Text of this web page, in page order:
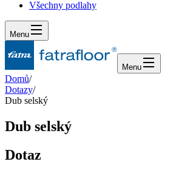
Všechny podlahy
Menu
Menu
Domů/
Dotazy/
Dub selský
Dub selský
Dotaz